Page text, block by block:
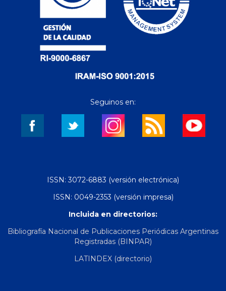
Seguinos en:
ISSN: 3072-6883 (versión electrónica)
ISSN: 0049-2353 (versión impresa)
Incluida en directorios:
Bibliografía Nacional de Publicaciones Periódicas Argentinas
Registradas (BINPAR)
LATINDEX (directorio)